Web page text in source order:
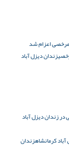
مرخصی اعزام شد
زندان دیزل آباد
زندان دیزل آباد
کرمانشاهزندان